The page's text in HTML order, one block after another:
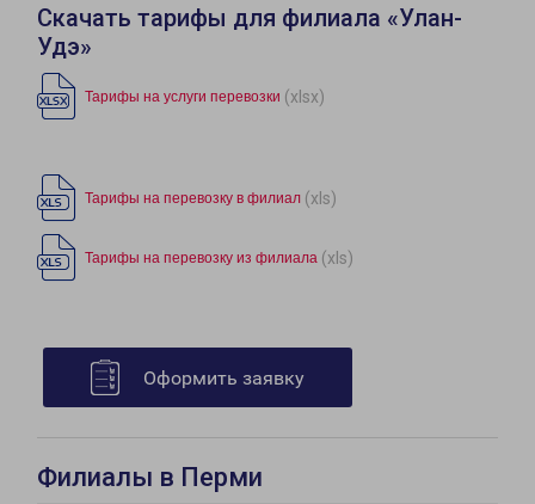
Скачать тарифы для филиала «Улан-
Удэ»
Тарифы на услуги перевозки (xlsx)
Тарифы на перевозку в филиал (xls)
Тарифы на перевозку из филиала (xls)
Оформить заявку
Филиалы в Перми